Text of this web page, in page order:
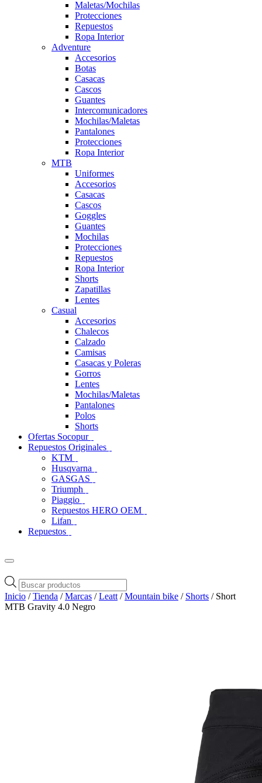
Maletas/Mochilas
Protecciones
Repuestos
Ropa Interior
Adventure
Accesorios
Botas
Casacas
Cascos
Guantes
Intercomunicadores
Mochilas/Maletas
Pantalones
Protecciones
Ropa Interior
MTB
Uniformes
Accesorios
Casacas
Cascos
Goggles
Guantes
Mochilas
Protecciones
Repuestos
Ropa Interior
Shorts
Zapatillas
Lentes
Casual
Accesorios
Chalecos
Calzado
Camisas
Casacas y Poleras
Gorros
Lentes
Mochilas/Maletas
Pantalones
Polos
Shorts
Ofertas Socopur
Repuestos Originales
KTM
Husqvarna
GASGAS
Triumph
Piaggio
Repuestos HERO OEM
Lifan
Repuestos
Búsqueda
de
productos
Inicio /Tienda /Marcas /Leatt /Mountain bike / Shorts / Short
MTB Gravity 4.0 Negro